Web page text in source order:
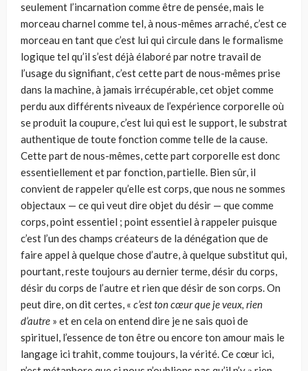
seulement l’incarnation comme être de pen­sée, mais le
morceau charnel comme tel, à nous-mêmes arraché, c’est ce
morceau en tant que c’est lui qui circule dans le formalisme
logique tel qu’il s’est déjà élaboré par notre travail de
l’usage du signifiant, c’est cette part de nous-mêmes prise
dans la machine, à jamais irrécupérable, cet objet comme
perdu aux différents niveaux de l’expérience corporelle où
se produit la coupure, c’est lui qui est le support, le substrat
authentique de toute fonc­tion comme telle de la cause.
Cette part de nous-mêmes, cette part corpo­relle est donc
essentiellement et par fonction, partielle. Bien sûr, il
convient de rappeler qu’elle est corps, que nous ne sommes
objectaux — ce qui veut dire objet du désir — que comme
corps, point essentiel ; point essentiel à rappeler puisque
c’est l’un des champs créateurs de la dénégation que de
faire appel à quelque chose d’autre, à quelque substitut qui,
pourtant, reste toujours au dernier terme, désir du corps,
désir du corps de l’autre et rien que désir de son corps. On
peut dire, on dit certes, « c’est ton cœur que je veux, rien
d’autre » et en cela on entend dire je ne sais quoi de
spirituel, l’es­sence de ton être ou encore ton amour mais le
langage ici trahit, comme tou­jours, la vérité. Ce cœur ici,